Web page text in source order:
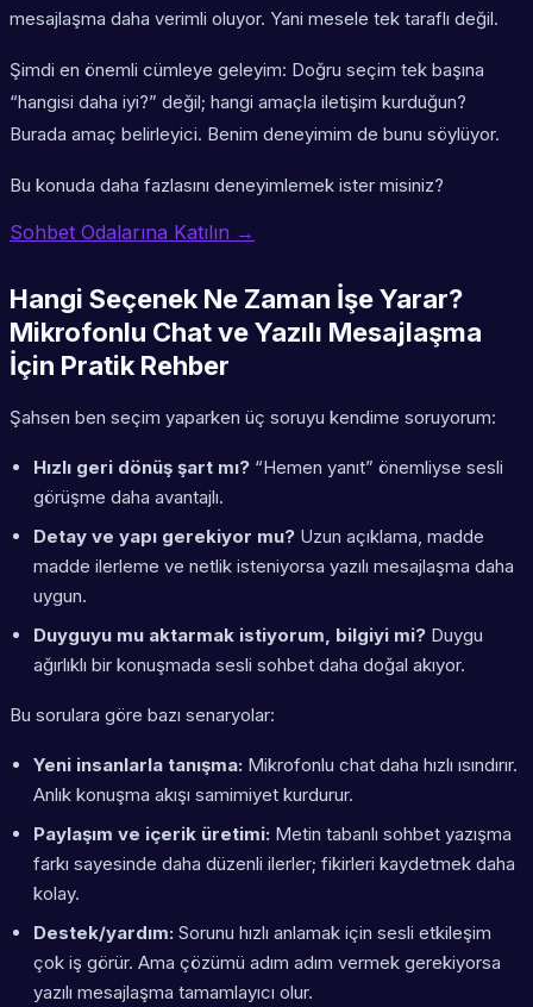
mesajlaşma daha verimli oluyor. Yani mesele tek taraflı değil.
Şimdi en önemli cümleye geleyim: Doğru seçim tek başına
“hangisi daha iyi?” değil; hangi amaçla iletişim kurduğun?
Burada amaç belirleyici. Benim deneyimim de bunu söylüyor.
Bu konuda daha fazlasını deneyimlemek ister misiniz?
Sohbet Odalarına Katılın →
Hangi Seçenek Ne Zaman İşe Yarar?
Mikrofonlu Chat ve Yazılı Mesajlaşma
İçin Pratik Rehber
Şahsen ben seçim yaparken üç soruyu kendime soruyorum:
Hızlı geri dönüş şart mı? “Hemen yanıt” önemliyse sesli
görüşme daha avantajlı.
Detay ve yapı gerekiyor mu? Uzun açıklama, madde
madde ilerleme ve netlik isteniyorsa yazılı mesajlaşma daha
uygun.
Duyguyu mu aktarmak istiyorum, bilgiyi mi? Duygu
ağırlıklı bir konuşmada sesli sohbet daha doğal akıyor.
Bu sorulara göre bazı senaryolar:
Yeni insanlarla tanışma: Mikrofonlu chat daha hızlı ısındırır.
Anlık konuşma akışı samimiyet kurdurur.
Paylaşım ve içerik üretimi: Metin tabanlı sohbet yazışma
farkı sayesinde daha düzenli ilerler; fikirleri kaydetmek daha
kolay.
Destek/yardım: Sorunu hızlı anlamak için sesli etkileşim
çok iş görür. Ama çözümü adım adım vermek gerekiyorsa
yazılı mesajlaşma tamamlayıcı olur.